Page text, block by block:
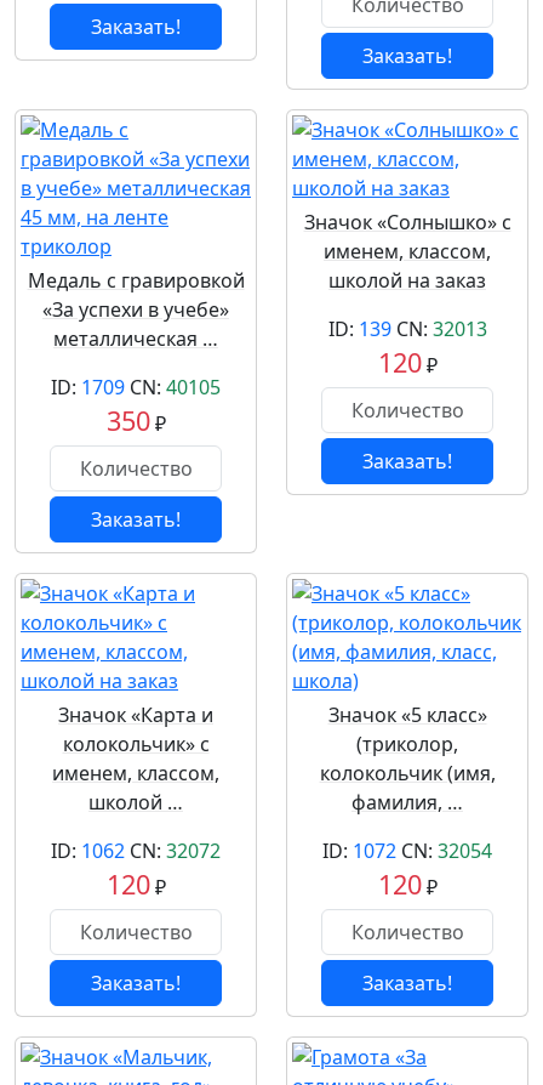
Заказать!
Заказать!
Медаль с гравировкой
«За успехи в учебе»
металлическая …
ID: 1709 CN: 40105
350₽
Заказать!
Значок «Солнышко» с
именем, классом,
школой на заказ
ID: 139CN: 32013
120₽
Заказать!
Значок «Карта и
колокольчик» с
именем, классом,
школой …
ID: 1062 CN: 32072
120₽
Заказать!
Значок «5 класс»
(триколор,
колокольчик (имя,
фамилия, …
ID: 1072 CN: 32054
120₽
Заказать!